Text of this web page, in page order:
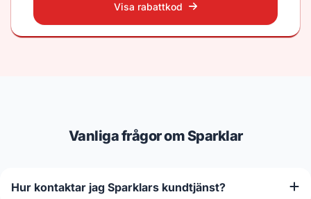
Visa rabattkod
Vanliga frågor om Sparklar
Hur kontaktar jag Sparklars kundtjänst?